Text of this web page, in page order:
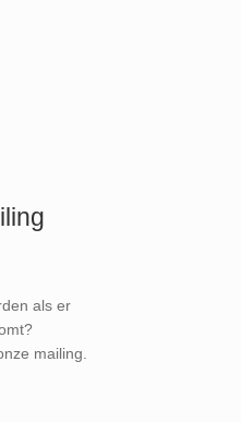
als er
mailing.